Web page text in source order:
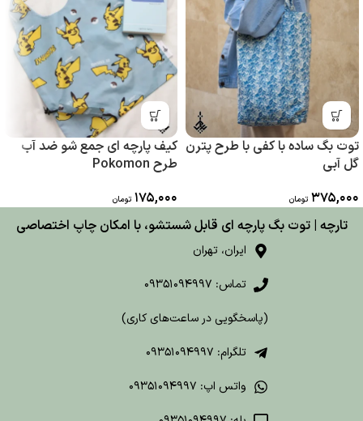
توت بگ ساده با کفی با طرح پترن
گل آبی
375,000 تومان
کیف پارچه ای جمع شو ضد آب
طرح Pokomon
175,000 تومان
تارچه | توت بگ پارچه ای قابل شستشو، با امکان چاپ اختصاصی
ایران، تهران
تماس: 09351094997
(پاسخگویی در ساعت‌های کاری)
تلگرام: 09351094997
واتس اپ: 09351094997